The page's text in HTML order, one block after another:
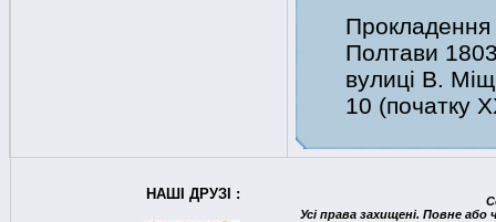
Прокладення
Полтави
вулиці В.
10 (початку
НАШІ ДРУЗІ :
Усі права захищені. Повне